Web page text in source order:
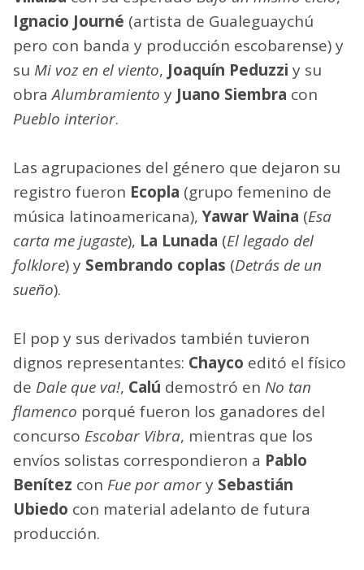
Ignacio Journé (artista de Gualeguaychú
pero con banda y producción escobarense) y
su Mi voz en el viento, Joaquín Peduzzi y su
obraAlumbramiento y Juano Siembra con
Pueblo interior.
Las agrupaciones del género que dejaron su
registro fueron Ecopla (grupo femenino de
música latinoamericana),Yawar Waina (Esa
carta me jugaste), La Lunada (El legado del
folklore) y Sembrando coplas (Detrás de un
sueño).
El pop y sus derivados también tuvieron
dignos representantes: Chayco editó el físico
de Dale que va!, Calú demostró en No tan
flamenco porqué fueron los ganadores del
concurso Escobar Vibra, mientras que los
envíos solistas correspondieron a Pablo
Benítez con Fue por amory Sebastián
Ubiedo con material adelanto de futura
producción.